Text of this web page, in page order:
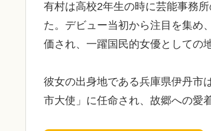
有村は高校2年生の時に芸能事務
た。デビュー当初から注目を集め
価され、一躍国民的女優としての
彼女の出身地である兵庫県伊丹市
市大使」に任命され、故郷への愛